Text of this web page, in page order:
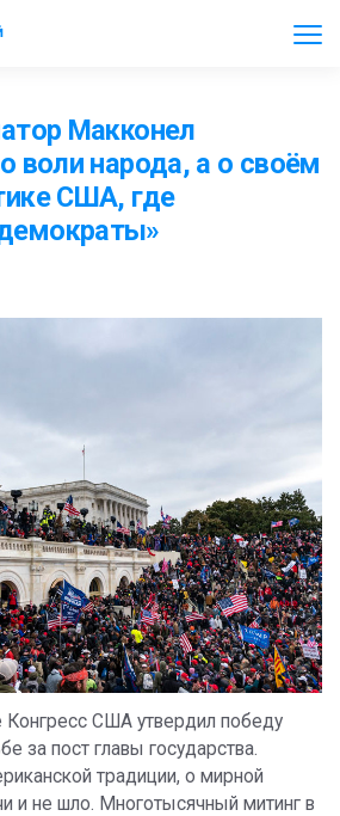
Макконел
воли народа, а о своём
США, где
Конгресс США утвердил победу
за пост главы государства.
традиции, о мирной
и не шло. Многотысячный митинг в